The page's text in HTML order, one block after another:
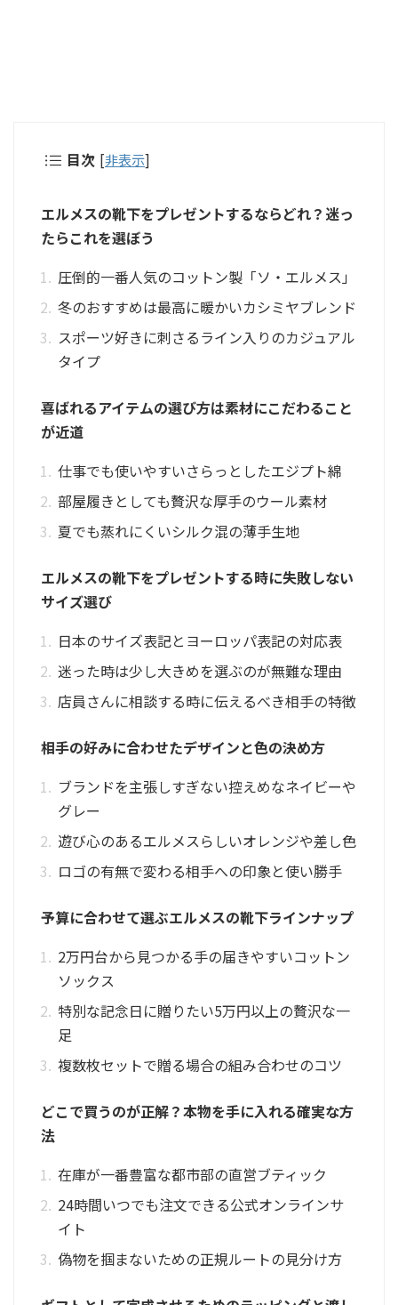
目次 [非表示]
エルメスの靴下をプレゼントするならどれ？迷っ
たらこれを選ぼう
圧倒的一番人気のコットン製「ソ・エルメス」
冬のおすすめは最高に暖かいカシミヤブレンド
スポーツ好きに刺さるライン入りのカジュアル
タイプ
喜ばれるアイテムの選び方は素材にこだわること
が近道
仕事でも使いやすいさらっとしたエジプト綿
部屋履きとしても贅沢な厚手のウール素材
夏でも蒸れにくいシルク混の薄手生地
エルメスの靴下をプレゼントする時に失敗しない
サイズ選び
日本のサイズ表記とヨーロッパ表記の対応表
迷った時は少し大きめを選ぶのが無難な理由
店員さんに相談する時に伝えるべき相手の特徴
相手の好みに合わせたデザインと色の決め方
ブランドを主張しすぎない控えめなネイビーや
グレー
遊び心のあるエルメスらしいオレンジや差し色
ロゴの有無で変わる相手への印象と使い勝手
予算に合わせて選ぶエルメスの靴下ラインナップ
2万円台から見つかる手の届きやすいコットン
ソックス
特別な記念日に贈りたい5万円以上の贅沢な一
足
複数枚セットで贈る場合の組み合わせのコツ
どこで買うのが正解？本物を手に入れる確実な方
法
在庫が一番豊富な都市部の直営ブティック
24時間いつでも注文できる公式オンラインサ
イト
偽物を掴まないための正規ルートの見分け方